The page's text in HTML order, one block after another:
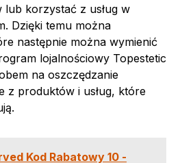
korzystać z usług w
Dzięki temu można
następnie można wymienić
lojalnościowy Topestetic
na oszczędzanie
z produktów i usług, które
Kod Rabatowy 10 -